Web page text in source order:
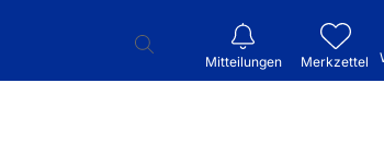
Mitteilungen Merkzettel